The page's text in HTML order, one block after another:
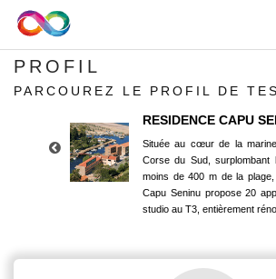
PROFIL
PARCOUREZ LE PROFIL DE
RESIDENCE CAPU
Située au cœur de la
Corse du Sud, surplombant
moins de 400 m de la
Capu Seninu propose 20
studio au T3, entièrement
Corse du Sud, surplombant